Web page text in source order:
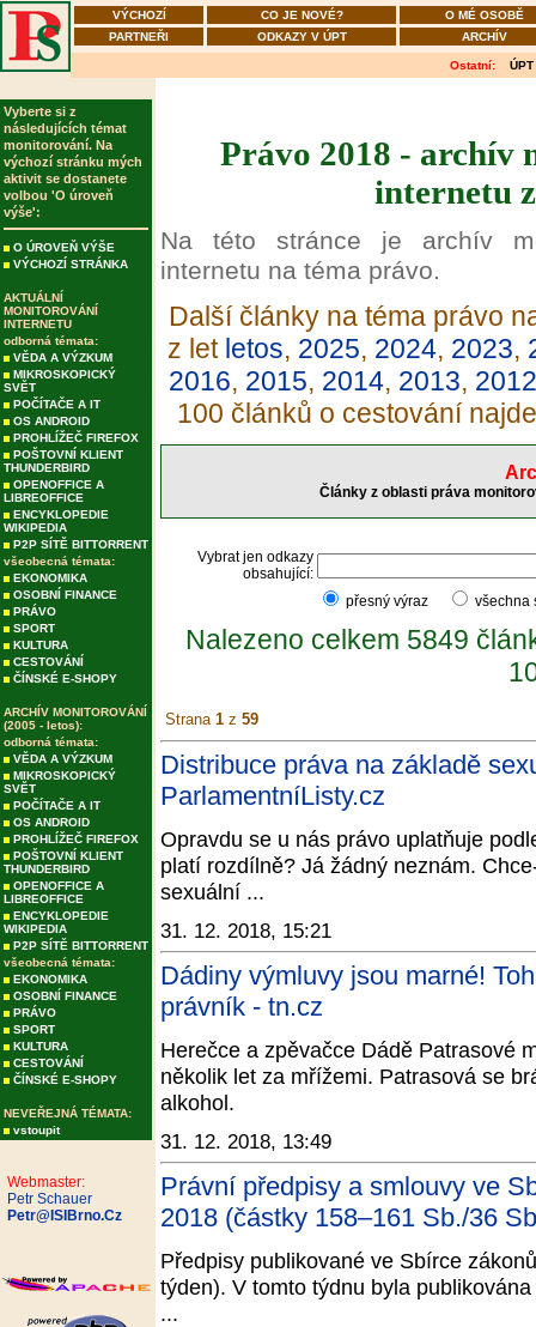
VÝCHOZÍ CO JE NOVÉ?
O MÉ OSOBĚ
PARTNEŘI
ODKAZY V ÚPT ARCHÍV
Ostatní: ÚPT
Vyberte si z
následujících témat
monitorování. Na
výchozí stránku mých
aktivit se dostanete
volbou 'O úroveň
výše':
O ÚROVEŇ VÝŠE
VÝCHOZÍ STRÁNKA
AKTUÁLNÍ
MONITOROVÁNÍ
INTERNETU
odborná témata:
VĚDA A VÝZKUM
MIKROSKOPICKÝ
SVĚT
POČÍTAČE A IT
OS ANDROID
PROHLÍŽEČ FIREFOX
POŠTOVNÍ KLIENT
THUNDERBIRD
OPENOFFICE A
LIBREOFFICE
ENCYKLOPEDIE
WIKIPEDIA
P2P SÍTĚ BITTORRENT
všeobecná témata:
EKONOMIKA
OSOBNÍ FINANCE
PRÁVO
SPORT
KULTURA
CESTOVÁNÍ
ČÍNSKÉ E-SHOPY
ARCHÍV MONITOROVÁNÍ
(2005 - letos):
odborná témata:
VĚDA A VÝZKUM
MIKROSKOPICKÝ
SVĚT
POČÍTAČE A IT
OS ANDROID
PROHLÍŽEČ FIREFOX
POŠTOVNÍ KLIENT
THUNDERBIRD
OPENOFFICE A
LIBREOFFICE
ENCYKLOPEDIE
WIKIPEDIA
P2P SÍTĚ BITTORRENT
všeobecná témata:
EKONOMIKA
OSOBNÍ FINANCE
PRÁVO
SPORT
KULTURA
CESTOVÁNÍ
ČÍNSKÉ E-SHOPY
NEVEŘEJNÁ TÉMATA:
vstoupit
Webmaster:
Petr Schauer
Petr@ISIBrno.Cz
Právo 2018 - archív
internetu
Na této stránce je archív
internetu na téma právo.
Další články na téma právo
z let letos, 2025, 2024, 2023,
2016, 2015, 2014, 2013, 2012
100 článků o cestování
Články z oblasti práva
Vybrat jen odkazy
obsahující:
přesný výraz
Nalezeno celkem 5849
Strana 1 z 59
Distribuce práva na základě
ParlamentníListy.cz
Opravdu se u nás právo uplatňuje
platí rozdílně? Já žádný neznám.
sexuální ...
31. 12. 2018, 15:21
Dádiny výmluvy jsou marné!
právník - tn.cz
Herečce a zpěvačce Dádě Patrasové
několik let za mřížemi. Patrasová se
alkohol.
31. 12. 2018, 13:49
Právní předpisy a smlouvy ve
2018 (částky 158–161 Sb./36
Předpisy publikované ve Sbírce
týden). V tomto týdnu byla
...